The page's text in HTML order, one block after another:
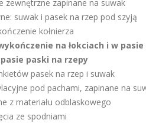
zewnętrzne zapinane na suwak
suwak i pasek na rzep pod szyją
kołnierza
na łokciach i w pasie
paski na rzepy
pasek na rzep i suwak
pod pachami, zapinane na
z materiału odblaskowego
ze spodniami